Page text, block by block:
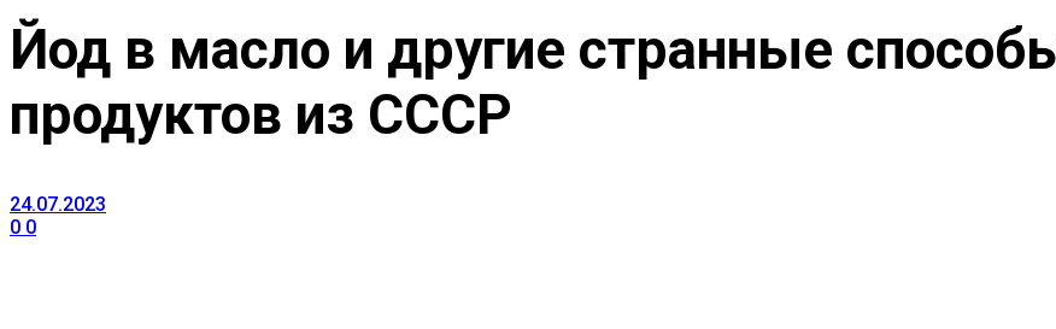
Йод в масло и другие странные
продуктов из СССР
24.07.2023
0 0